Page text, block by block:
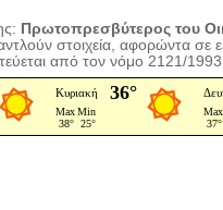
Πρωτοπρεσβύτερος του
στοιχεία, αφορώντα σε
από τον νόμο 2121/